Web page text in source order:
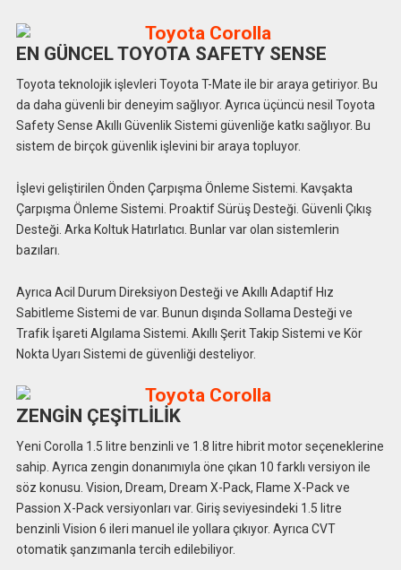
EN GÜNCEL TOYOTA SAFETY SENSE
Toyota teknolojik işlevleri Toyota T-Mate ile bir araya getiriyor. Bu
da daha güvenli bir deneyim sağlıyor. Ayrıca üçüncü nesil Toyota
Safety Sense Akıllı Güvenlik Sistemi güvenliğe katkı sağlıyor. Bu
sistem de birçok güvenlik işlevini bir araya topluyor.
İşlevi geliştirilen Önden Çarpışma Önleme Sistemi. Kavşakta
Çarpışma Önleme Sistemi. Proaktif Sürüş Desteği. Güvenli Çıkış
Desteği. Arka Koltuk Hatırlatıcı. Bunlar var olan sistemlerin
bazıları.
Ayrıca Acil Durum Direksiyon Desteği ve Akıllı Adaptif Hız
Sabitleme Sistemi de var. Bunun dışında Sollama Desteği ve
Trafik İşareti Algılama Sistemi. Akıllı Şerit Takip Sistemi ve Kör
Nokta Uyarı Sistemi de güvenliği desteliyor.
ZENGİN ÇEŞİTLİLİK
Yeni Corolla 1.5 litre benzinli ve 1.8 litre hibrit motor seçeneklerine
sahip. Ayrıca zengin donanımıyla öne çıkan 10 farklı versiyon ile
söz konusu. Vision, Dream, Dream X-Pack, Flame X-Pack ve
Passion X-Pack versiyonları var. Giriş seviyesindeki 1.5 litre
benzinli Vision 6 ileri manuel ile yollara çıkıyor. Ayrıca CVT
otomatik şanzımanla tercih edilebiliyor.